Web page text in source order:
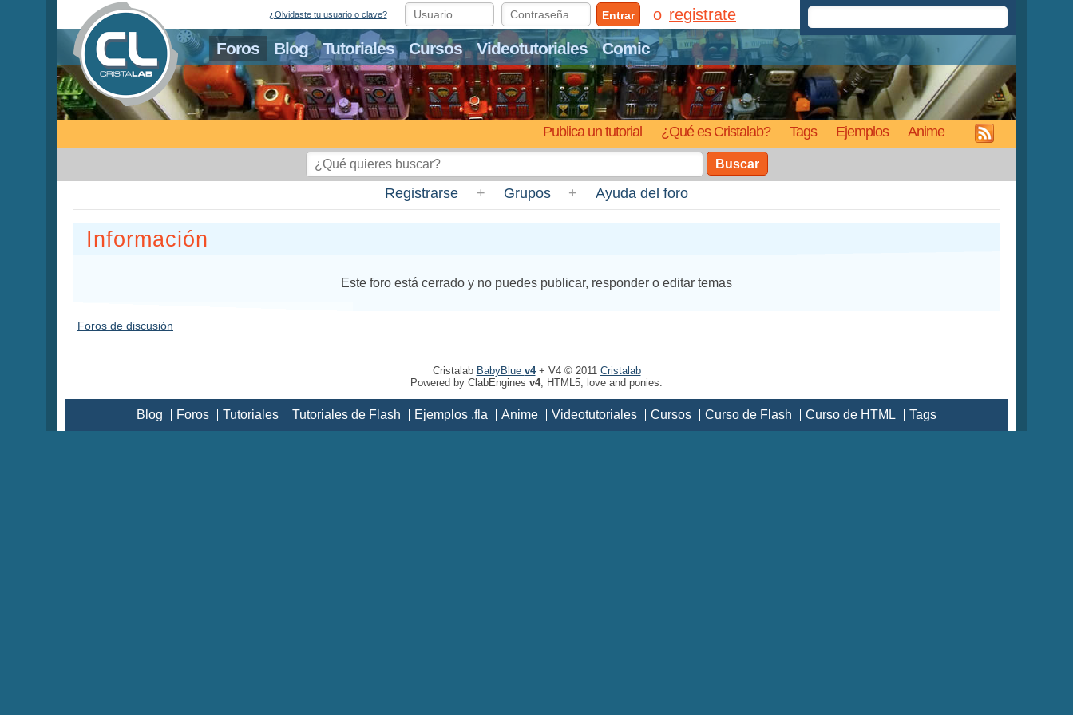
Foros Blog Tutoriales Cursos Videotutoriales Comic
Publica un tutorial ¿Qué es Cristalab? Tags Ejemplos Anime
¿Olvidaste tu usuario o clave? Entrar registrate
Buscar
Registrarse + Grupos + Ayuda del foro
Información
Este foro está cerrado y no puedes publicar, responder o editar temas
Foros de discusión
Cristalab BabyBlue v4+ V4 © 2011 Cristalab
Powered by ClabEngines v4, HTML5, love and ponies.
Blog Foros Tutoriales Tutoriales de Flash Ejemplos .fla Anime Videotutoriales Cursos Curso de Flash Curso de HTML Tags